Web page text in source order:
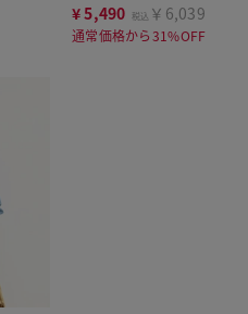
¥5,490 税込 ￥6,039
通常価格から31%OFF